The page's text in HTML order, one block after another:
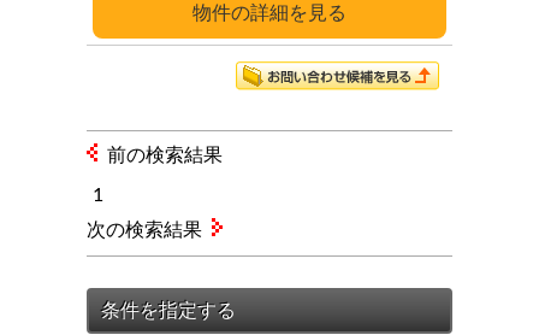
詳細
前の検索結果
1